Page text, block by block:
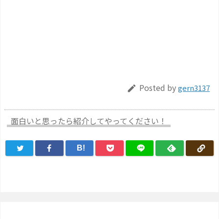
 Posted bygern3137
面白いと思ったら紹介してやってください！
B!